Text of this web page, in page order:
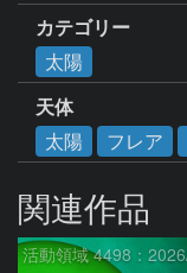
カテゴリー
太陽
天体
太陽
フレア
関連作品
活動領域 4498：